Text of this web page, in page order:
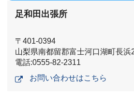
足和田出張所
〒401-0394
山梨県南都留郡富士河口湖町長浜
電話:0555-82-2311
お問い合わせはこちら